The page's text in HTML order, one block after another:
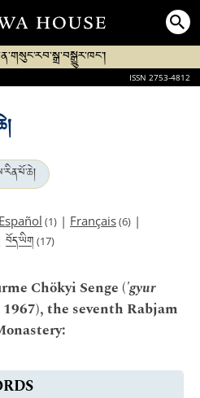
ISSN 2753-4812
Español (1) | Français(6) |
བོད་ཡིག (17)
Chökyi Senge ('gyur
1967), the seventh Rabjam